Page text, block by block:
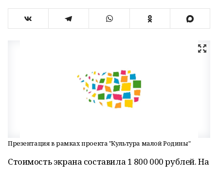
Презентация в рамках проекта "Культура малой Родины"
Стоимость экрана составила 1 800 000 рублей. На